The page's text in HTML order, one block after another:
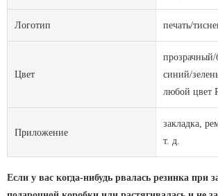
Логотип печать/
Цвет
синий/
любой цвет
Приложение
закладка,
т. д.
Если у вас когда-нибудь рвалась резинка при